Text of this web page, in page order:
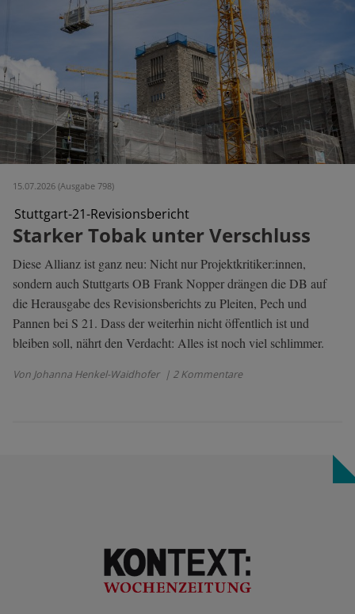
15.07.2026 (Ausgabe 798)
Stuttgart-21-Revisionsbericht
Starker Tobak unter Verschluss
Diese Allianz ist ganz neu: Nicht nur Projektkritiker:innen,
sondern auch Stuttgarts OB Frank Nopper drängen die DB auf
die Herausgabe des Revisionsberichts zu Pleiten, Pech und
Pannen bei S 21. Dass der weiterhin nicht öffentlich ist und
bleiben soll, nährt den Verdacht: Alles ist noch viel schlimmer.
Von Johanna Henkel-Waidhofer | 2 Kommentare